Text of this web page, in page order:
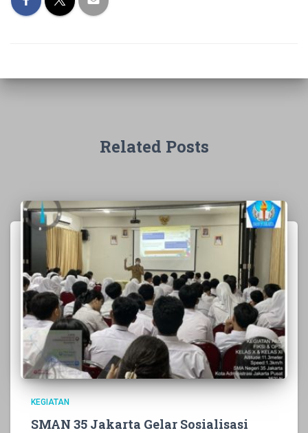
Related Posts
KEGIATAN
SMAN 35 Jakarta Gelar Sosialisasi